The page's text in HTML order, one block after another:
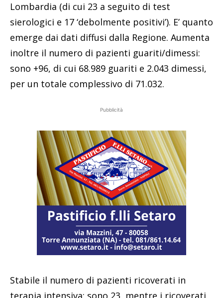
Lombardia (di cui 23 a seguito di test
sierologici e 17 ‘debolmente positivi’). E’ quanto
emerge dai dati diffusi dalla Regione. Aumenta
inoltre il numero di pazienti guariti/dimessi:
sono +96, di cui 68.989 guariti e 2.043 dimessi,
per un totale complessivo di 71.032.
Pubblicità
Stabile il numero di pazienti ricoverati in
terapia intensiva: sono 23, mentre i ricoverati